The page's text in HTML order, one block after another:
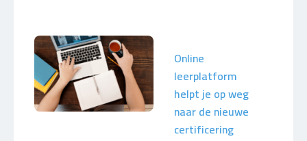
Online
leerplatform
helpt je op weg
naar de nieuwe
certificering